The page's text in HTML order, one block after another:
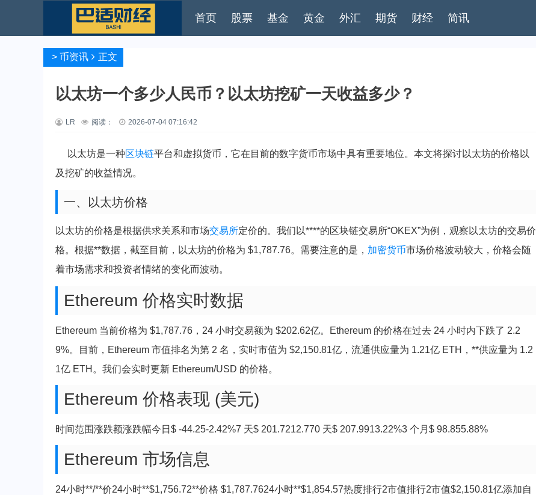
首页 股票 基金 黄金 外汇 期货 财经 简讯
> 币资讯 正文
以太坊一个多少人民币？以太坊挖矿一天收益多少？
LR 阅读： 2026-07-04 07:16:42
以太坊是一种区块链平台和虚拟货币，它在目前的数字货币市场中具有重要地位。本文将探讨以太坊的价格以
及挖矿的收益情况。
一、以太坊价格
以太坊的价格是根据供求关系和市场交易所定价的。我们以****的区块链交易所“OKEX”为例，观察以太坊的交易价
格。根据**数据，截至目前，以太坊的价格为 $1,787.76。需要注意的是， 加密货币市场价格波动较大，价格会随
着市场需求和投资者情绪的变化而波动。
Ethereum 价格实时数据
Ethereum 当前价格为 $1,787.76，24 小时交易额为 $202.62亿。Ethereum 的价格在过去 24 小时内下跌了 2.2
9%。目前，Ethereum 市值排名为第 2 名，实时市值为 $2,150.81亿，流通供应量为 1.21亿 ETH，**供应量为 1.2
1亿 ETH。我们会实时更新 Ethereum/USD 的价格。
Ethereum 价格表现 (美元)
时间范围涨跌额涨跌幅今日$ -44.25-2.42%7 天$ 201.7212.770 天$ 207.9913.22%3 个月$ 98.855.88%
Ethereum 市场信息
24小时**/**价24小时**$1,756.72**价格 $1,787.7624小时**$1,854.57热度排行2市值排行2市值$2,150.81亿添加自